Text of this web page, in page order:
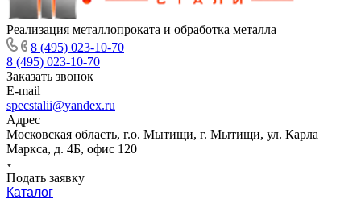
Реализация металлопроката и обработка металла
8 (495) 023-10-70
8 (495) 023-10-70
Заказать звонок
E-mail
specstalii@yandex.ru
Адрес
Московская область, г.о. Мытищи, г. Мытищи, ул. Карла
Маркса, д. 4Б, офис 120
Подать заявку
Каталог